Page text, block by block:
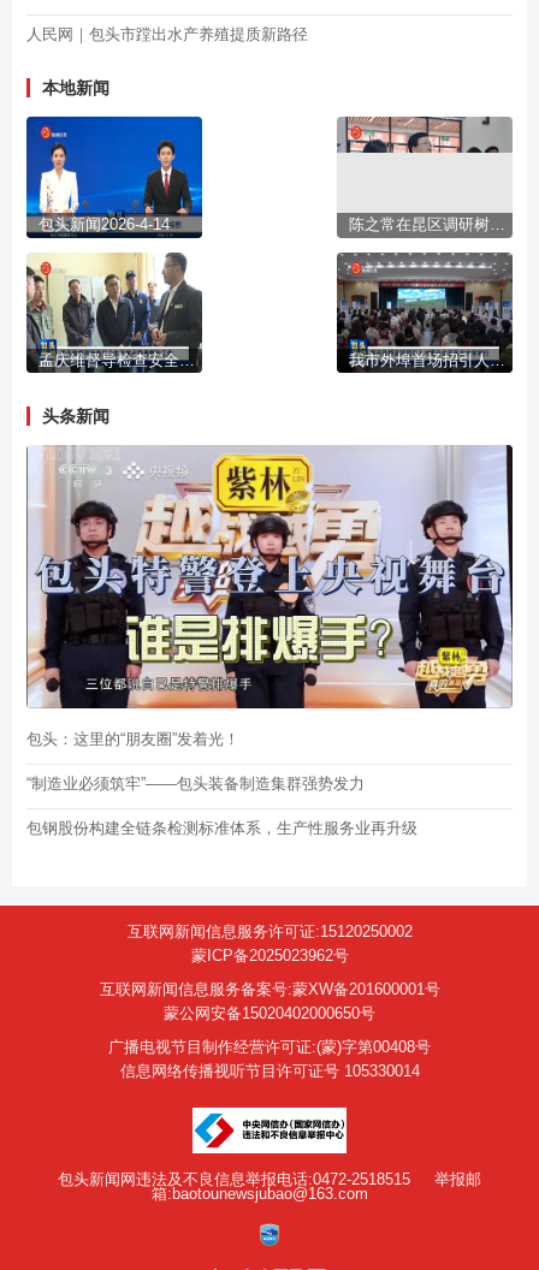
人民网｜包头市蹚出水产养殖提质新路径
本地新闻
包头新闻2026-4-14
孟庆维督导检查安全生产重点隐患整改工作 我市外埠首场招引人才宣介会在东北大学举行
头条新闻
包头：这里的“朋友圈”发着光！
“制造业必须筑牢”——包头装备制造集群强势发力
包钢股份构建全链条检测标准体系，生产性服务业再升级
互联网新闻信息服务许可证:15120250002
蒙ICP备2025023962号
互联网新闻信息服务备案号:蒙XW备201600001号
蒙公网安备15020402000650号
广播电视节目制作经营许可证:(蒙)字第00408号
信息网络传播视听节目许可证号 105330014
包头新闻网违法及不良信息举报电话:0472-2518515
举报邮
箱:baotounewsjubao@163.com